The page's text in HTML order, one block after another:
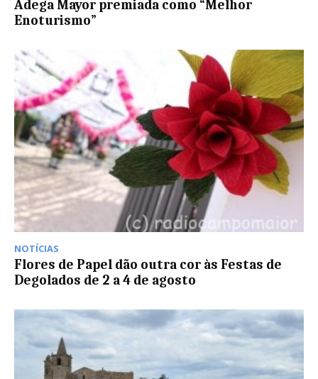
Adega Mayor premiada como “Melhor
Enoturismo”
NOTÍCIAS
Flores de Papel dão outra cor às Festas de
Degolados de 2 a 4 de agosto